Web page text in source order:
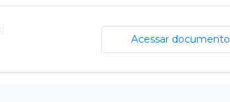
Acessar documento